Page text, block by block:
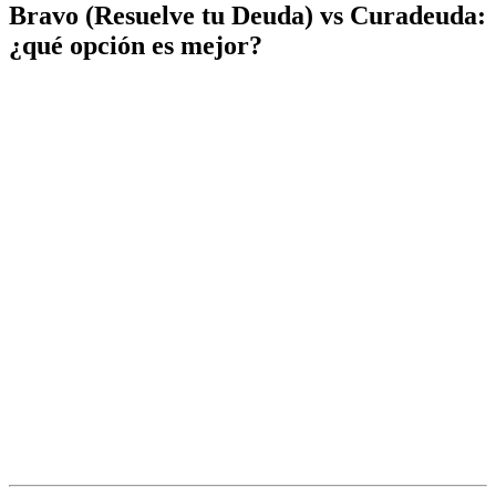
Bravo (Resuelve tu Deuda) vs Curadeuda:
¿qué opción es mejor?